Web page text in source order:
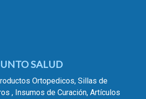
SALUD
Ortopedicos, Sillas de
, Insumos de Curación, Artículos